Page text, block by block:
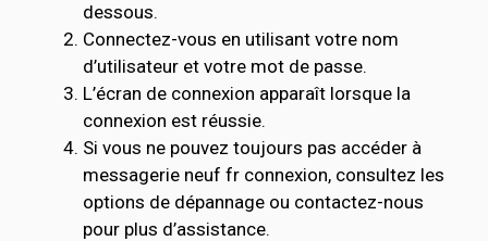
dessous.
Connectez-vous en utilisant votre nom
d’utilisateur et votre mot de passe.
L’écran de connexion apparaît lorsque la
connexion est réussie.
Si vous ne pouvez toujours pas accéder à
messagerie neuf fr connexion, consultez les
options de dépannage ou contactez-nous
pour plus d’assistance.